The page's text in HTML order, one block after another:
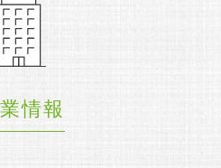
情報